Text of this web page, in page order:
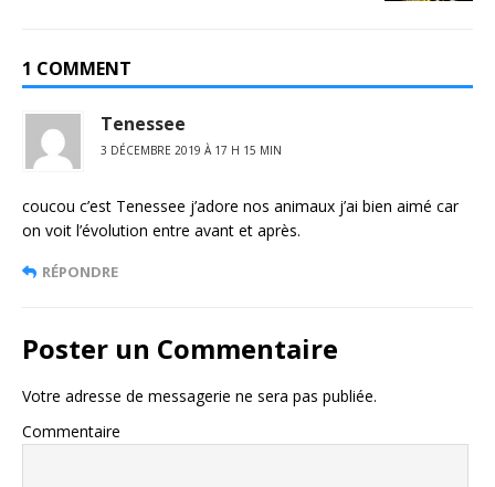
1 COMMENT
Tenessee
3 DÉCEMBRE 2019 À 17 H 15 MIN
coucou c’est Tenessee j’adore nos animaux j’ai bien aimé car
on voit l’évolution entre avant et après.
RÉPONDRE
Poster un Commentaire
Votre adresse de messagerie ne sera pas publiée.
Commentaire